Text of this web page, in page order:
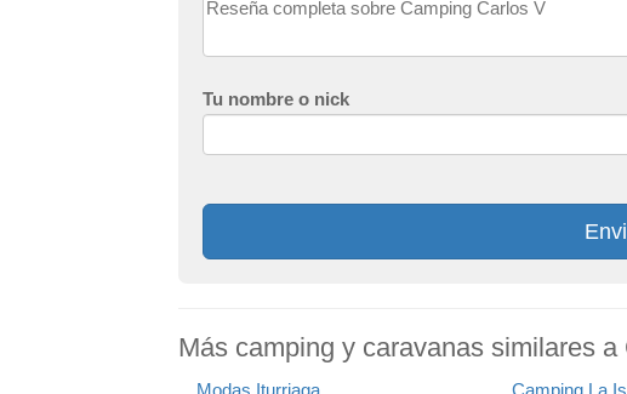
Tu nombre o nick
Más camping y caravanas similares
Modas Iturriaga Camping La